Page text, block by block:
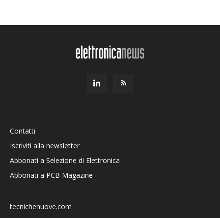
Contatti
Iscriviti alla newsletter
Abbonati a Selezione di Elettronica
Abbonati a PCB Magazine
tecnichenuove.com